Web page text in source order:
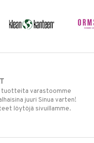
tuotteita varastoomme
juuri Sinua varten!
löytöjä sivuillamme.